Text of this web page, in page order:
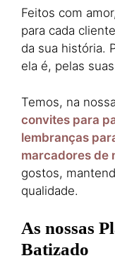
Feitos com
para cada
da sua história.
ela é, pelas
Temos, na
convites para
lembranças
marcadores de
gostos,
qualidade.
As nossas
Batizado